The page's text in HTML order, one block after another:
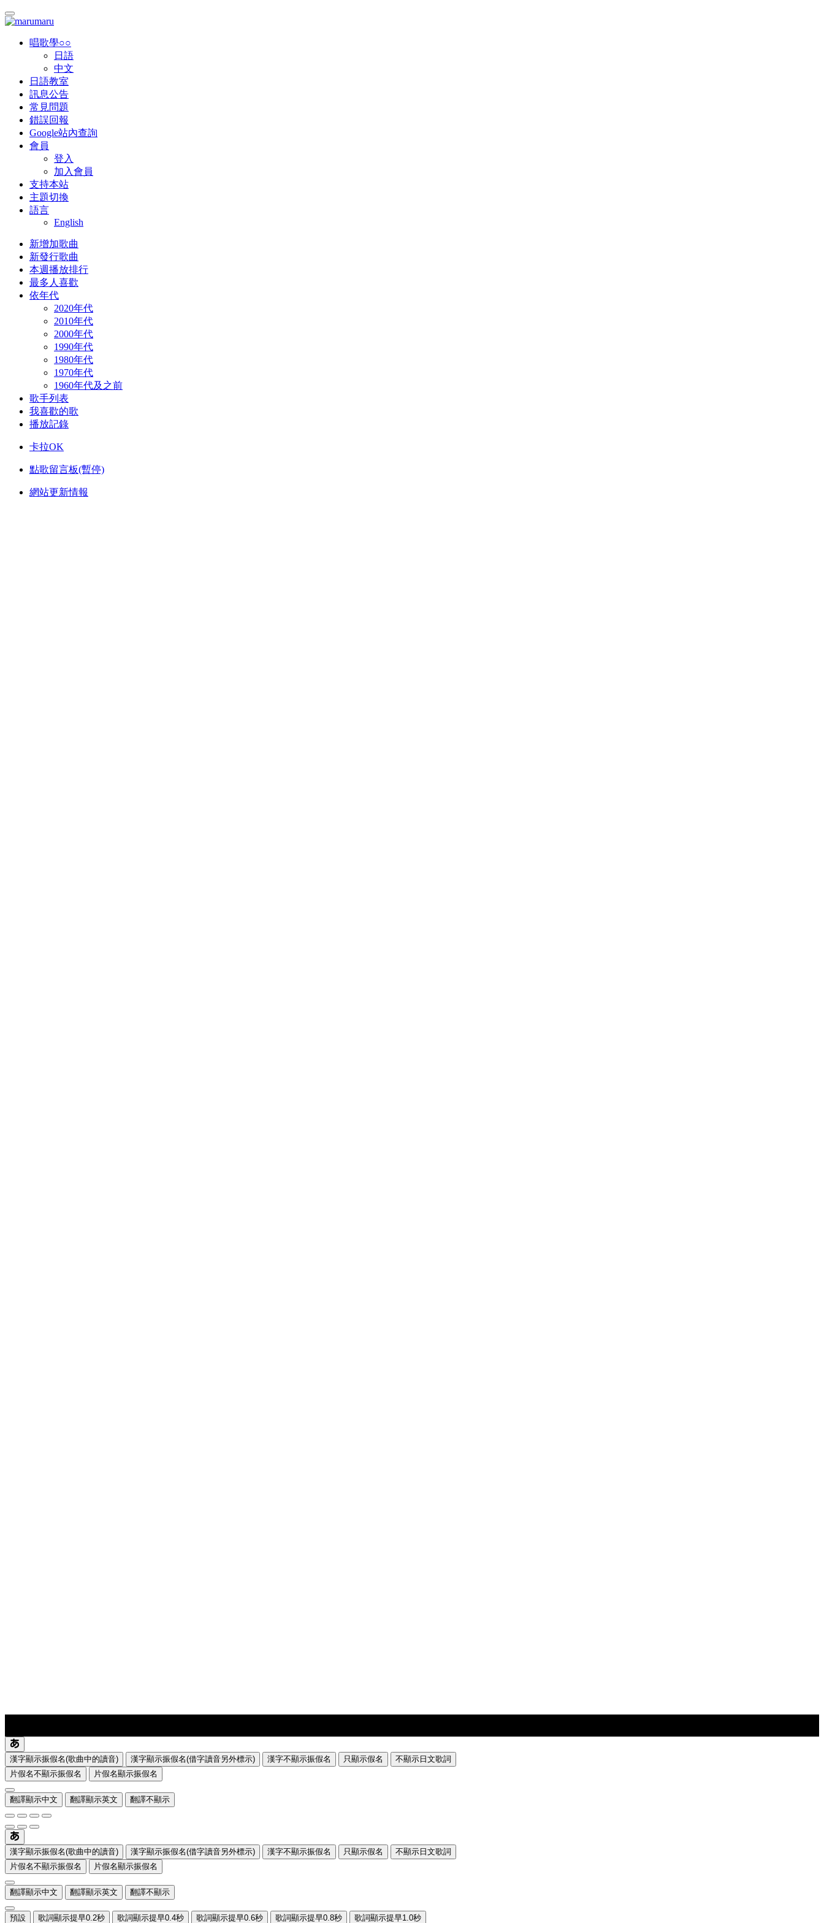
唱歌學○○
日語
中文
日語教室
訊息公告
常見問題
錯誤回報
Google站內查詢
會員
登入
加入會員
支持本站
主題切換
語言
English
新增加歌曲
新發行歌曲
本週播放排行
最多人喜歡
依年代
2020年代
2010年代
2000年代
1990年代
1980年代
1970年代
1960年代及之前
歌手列表
我喜歡的歌
播放記錄
卡拉OK
點歌留言板(暫停)
網站更新情報
漢字顯示振假名(歌曲中的讀音) 漢字顯示振假名(借字讀音另外標示) 漢字不顯示振假名 只顯示假名
不顯示日文歌詞
片假名不顯示振假名
片假名顯示振假名
翻譯顯示中文 翻譯顯示英文 翻譯不顯示
漢字顯示振假名(歌曲中的讀音) 漢字顯示振假名(借字讀音另外標示) 漢字不顯示振假名 只顯示假名
不顯示日文歌詞
片假名不顯示振假名
片假名顯示振假名
翻譯顯示中文 翻譯顯示英文 翻譯不顯示
預設 歌詞顯示提早0.2秒 歌詞顯示提早0.4秒 歌詞顯示提早0.6秒 歌詞顯示提早0.8秒 歌詞顯示提早1.0秒